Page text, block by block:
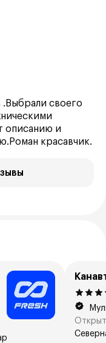
.Выбрали своего
описанию и
красавчик.